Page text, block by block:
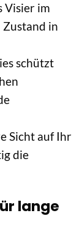
Visier im
in
schützt
Sicht auf Ihr
die
lange